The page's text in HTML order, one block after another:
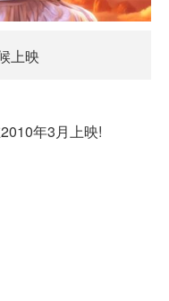
上映
年3月上映!